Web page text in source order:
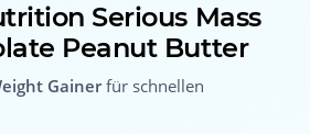
Serious Mass
Peanut Butter
Gainerfür schnellen